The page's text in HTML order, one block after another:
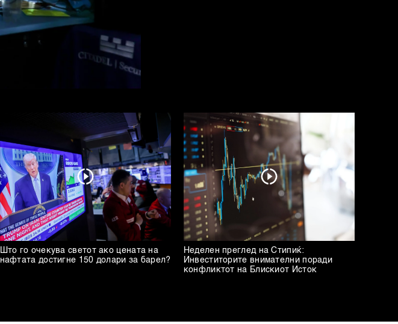
Што го очекува светот ако цената на
нафтата достигне 150 долари за барел?
Неделен преглед на Стипиќ:
Инвеститорите внимателни поради
конфликтот на Блискиот Исток